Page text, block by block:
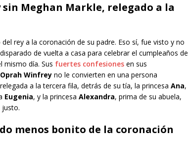
Meghan Markle, relegado a la
rey a la coronación de su padre. Eso sí, fue visto y no
de vuelta a casa para celebrar el cumpleaños de
mismo día. Sus fuertes confesiones en sus
Oprah Winfrey no le convierten en una persona
a la tercera fila, detrás de su tía, la princesa Ana,
Eugenia, y la princesa Alexandra, prima de su abuela,
justo.
menos bonito de la coronación